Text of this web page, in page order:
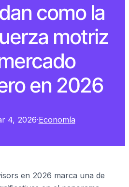
como la
motriz
en 2026
4, 2026·Economía
en 2026 marca una de